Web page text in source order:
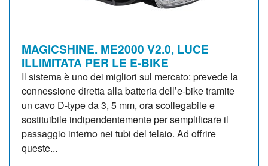
MAGICSHINE. ME2000 V2.0, LUCE
ILLIMITATA PER LE E-BIKE
Il sistema è uno dei migliori sul mercato: prevede la
connessione diretta alla batteria dell’e-bike tramite
un cavo D-type da 3, 5 mm, ora scollegabile e
sostituibile indipendentemente per semplificare il
passaggio interno nei tubi del telaio. Ad offrire
queste...